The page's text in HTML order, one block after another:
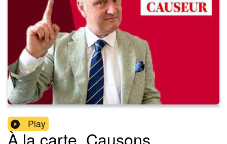
Play
À la carte. Causons